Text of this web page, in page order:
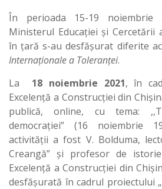
În perioada 15-19 noiembrie
Ministerul Educației și Cercetării
în țară s-au desfășurat diferite
Internaționale a Toleranței.
La 18 noiembrie 2021, în
Excelență a Construcției din
publică, online, cu tema:
democrației” (16 noiembrie
activității a fost V. Bolduma,
Creangă” și profesor de
Excelență a Construcției din
desfășurată în cadrul proiectului